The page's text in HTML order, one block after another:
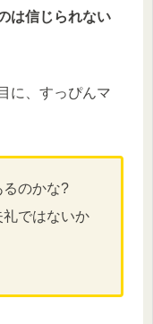
は信じられない
に、すっぴんマ
のかな?
ではないか